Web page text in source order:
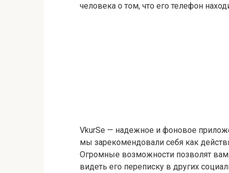
человека о том, что его телефон
VkurSe — надежное и фоновое
мы зарекомендовали себя как
Огромные возможности позволят вам
видеть его переписку в других